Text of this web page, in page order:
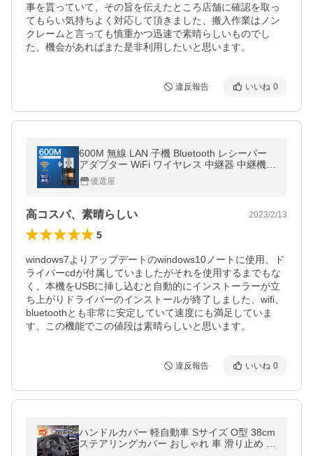
事を貰っていて、その旨を伝えたところ店舗に確認を取っ
てもらい気持ちよく対応して頂きました、搬入作業はノン
クレームと言っても慎重かつ迅速で素晴らしいものでし
た、機会があればまた是非利用したいと思います。
違反報告 いいね 0
600M 無線 LAN 子機 Bluetooth レシーバー
アダプター WiFi ワイヤレス 中継器 中継機
小型 高速 デュアルバンド 600Mps アダプタ
優選屋
高コスパ、素晴らしい 2023/2/13
5
windows7よりアップデートのwindows10ノートに使用、ド
ライバーcdが付属していましたがそれを使用するまでもな
く、本機をUSBに挿し込むと自動的にインストーラーが立
ち上がりドライバーのインストールが終了しました、wifi、
bluetoothとも非常に安定していて速度にも満足していま
す、この機能でこの値段は素晴らしいと思います。
違反報告 いいね 0
ハンドルカバー 軽自動車 Sサイズ O型 38cm
ステアリングカバー おしゃれ 車 滑り止め 簡